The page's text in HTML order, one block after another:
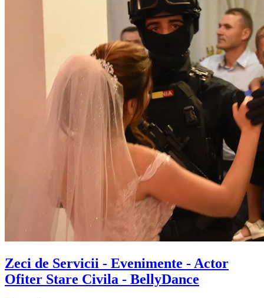
Zeci de Servicii - Evenimente - Actor
Ofiter Stare Civila - BellyDance